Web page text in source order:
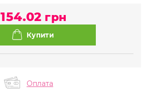
154.02 грн
Оплата